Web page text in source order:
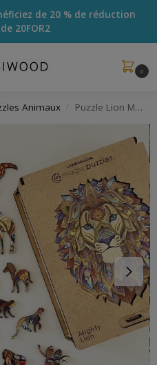
de 20 % de réduction
20FOR2
0
Animaux / Puzzle Lion Majestueux